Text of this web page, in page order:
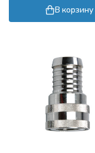
В корзину